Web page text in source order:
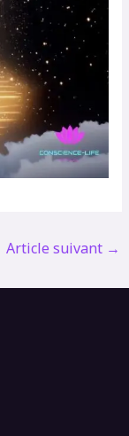
Article suivant →